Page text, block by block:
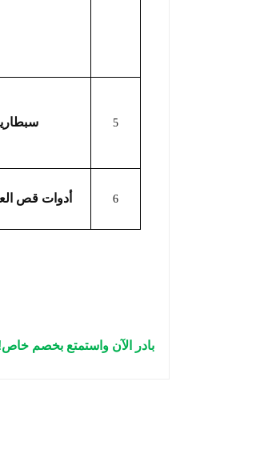
5 س
6 أدوات قص
بادر الآن واستمتع بخصم